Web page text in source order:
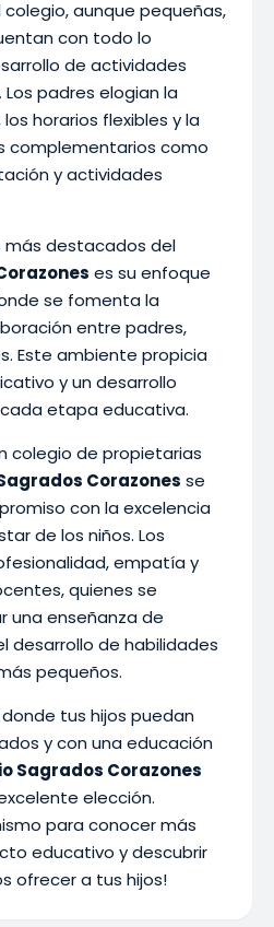
aunque pequeñas,
con todo lo
de actividades
padres elogian la
horarios flexibles y la
complementarios como
y actividades
más destacados del
es su enfoque
se fomenta la
entre padres,
Este ambiente propicia
y un desarrollo
etapa educativa.
colegio de propietarias
Corazones se
con la excelencia
de los niños. Los
empatía y
quienes se
una enseñanza de
desarrollo de habilidades
pequeños.
tus hijos puedan
y con una educación
Sagrados Corazones
elección.
para conocer más
educativo y descubrir
ofrecer a tus hijos!